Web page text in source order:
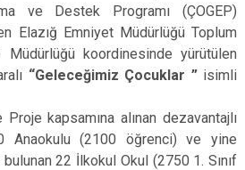
ve Destek Programı (ÇOGEP)
Elazığ Emniyet Müdürlüğü Toplum
koordinesinde yürütülen
“Geleceğimiz Çocuklar ”isimli
Proje kapsamına alınan dezavantajlı
Anaokulu (2100 öğrenci) ve yine
22 İlkokul Okul (2750 1. Sınıf